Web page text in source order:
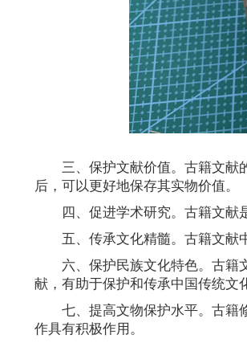
三、保护文献价值。古籍文献
后，可以更好地保存其实物价值。
四、促进学术研究。古籍文献
五、传承文化精髓。古籍文献
六、保护民族文化特色。古籍
献，有助于保护和传承中国传统文
七、提高文物保护水平。古籍
作具有积极作用。